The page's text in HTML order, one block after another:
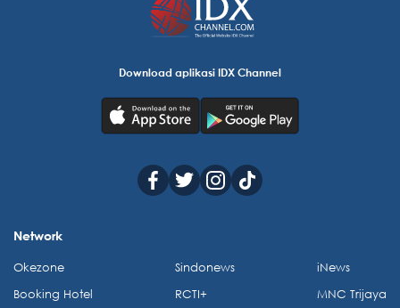
Download aplikasi IDX Channel
Network
Okezone
Booking Hotel
Sindonews
RCTI+
iNews
MNC Trijaya